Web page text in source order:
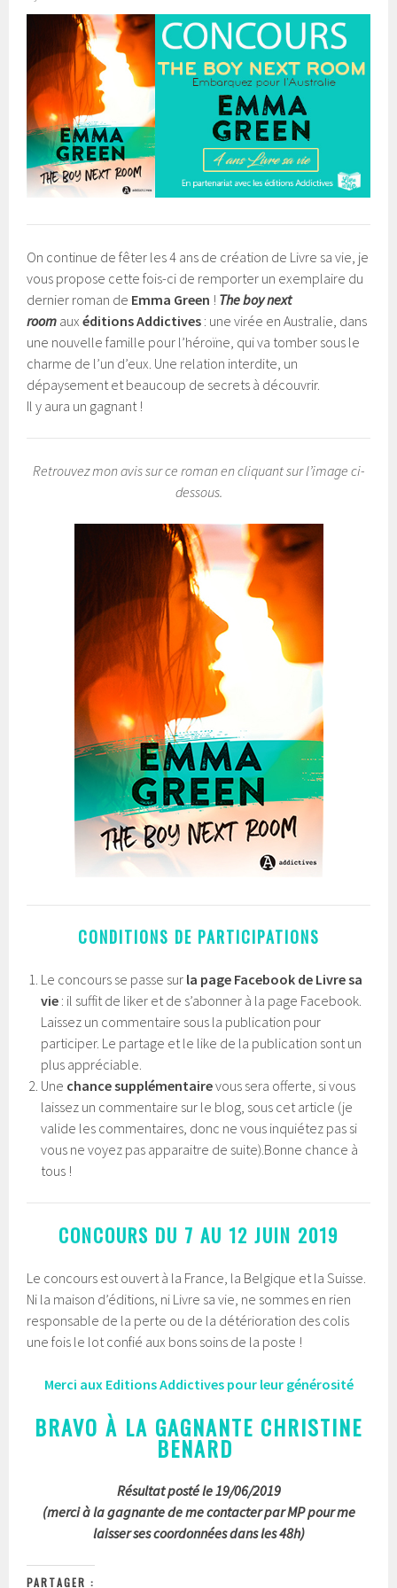
On continue de fêter les 4 ans de création de Livre sa vie, je
vous propose cette fois-ci de remporter un exemplaire du
dernier roman de Emma Green ! The boy next
room auxéditions Addictives : une virée en Australie, dans
une nouvelle famille pour l’héroïne, qui va tomber sous le
charme de l’un d’eux. Une relation interdite, un
dépaysement et beaucoup de secrets à découvrir.
Il y aura un gagnant !
Retrouvez mon avis sur ce roman en cliquant sur l’image ci-
dessous.
CONDITIONS DE PARTICIPATIONS
Le concours se passe sur la page Facebook de Livre sa
vie : il suffit de liker et de s’abonner à la page Facebook.
Laissez un commentaire sous la publication pour
participer. Le partage et le like de la publication sont un
plus appréciable.
Une chance supplémentairevous sera offerte, si vous
laissez un commentaire sur le blog, sous cet article (je
valide les commentaires, donc ne vous inquiétez pas si
vous ne voyez pas apparaitre de suite).Bonne chance à
tous !
CONCOURS DU 7 AU 12 JUIN 2019
Le concours est ouvert à la France, la Belgique et la Suisse.
Ni la maison d’éditions, ni Livre sa vie, ne sommes en rien
responsable de la perte ou de la détérioration des colis
une fois le lot confié aux bons soins de la poste !
Merci aux Editions Addictives pour leur générosité
BRAVO À LA GAGNANTE CHRISTINE
BENARD
Résultat posté le 19/06/2019
(merci à la gagnante de me contacter par MP pour me
laisser ses coordonnées dans les 48h)
PARTAGER :